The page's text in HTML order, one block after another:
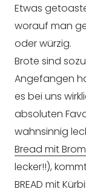
Etwas
worauf man
oder würzig.
Brote sind
Angefangen
es bei uns
absoluten
wahnsinnig
Bread mit
lecker!!),
BREAD mit